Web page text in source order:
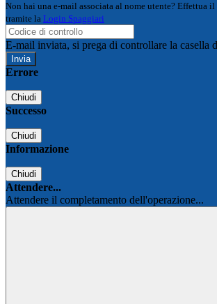
Non hai una e-mail associata al nome utente? Effettua il
tramite la Login Spaggiari
E-mail inviata, si prega di controllare la casella
Errore
Chiudi
Successo
Chiudi
Informazione
Chiudi
Attendere...
Attendere il completamento dell'operazione...